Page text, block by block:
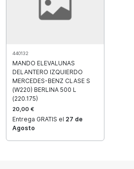
440132
MANDO ELEVALUNAS
DELANTERO IZQUIERDO
MERCEDES-BENZ CLASE S
(W220) BERLINA 500 L
(220.175)
20,00 €
Entrega GRATIS el 27 de
Agosto